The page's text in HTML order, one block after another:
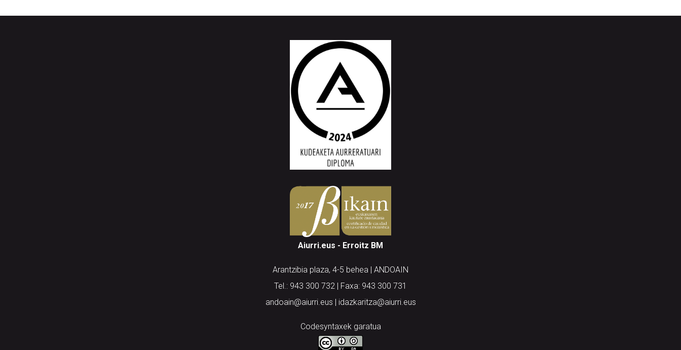
Aiurri.eus - Erroitz BM
Arantzibia plaza, 4-5 behea | ANDOAIN
Tel.: 943 300 732 | Faxa: 943 300 731
andoain@aiurri.eus | idazkaritza@aiurri.eus
Codesyntaxek garatua